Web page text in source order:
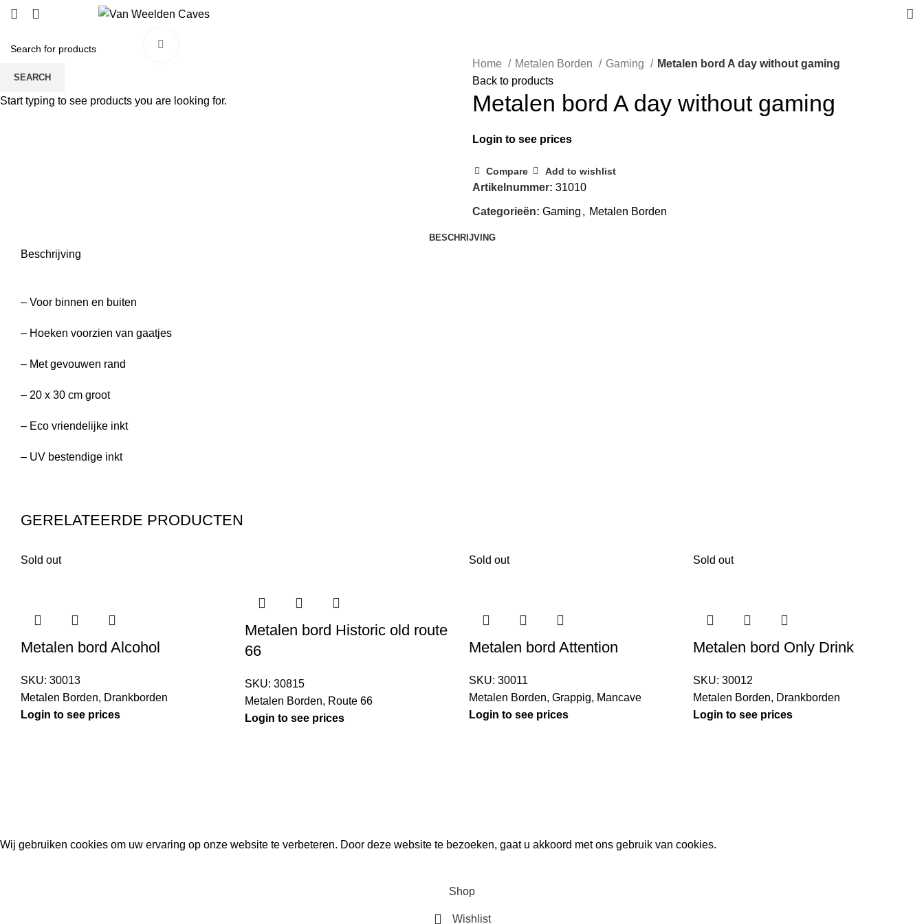
Home Metalen Borden Gaming
Metalen bord A day without gaming
Back to products
Metalen bord A day without gaming
Login to see prices
Compare Add to wishlist
Artikelnummer: 31010
Categorieën: Gaming , Metalen Borden
BESCHRIJVING
Beschrijving
– Voor binnen en buiten
– Hoeken voorzien van gaatjes
– Met gevouwen rand
– 20 x 30 cm groot
– Eco vriendelijke inkt
– UV bestendige inkt
GERELATEERDE PRODUCTEN
Sold out
Metalen bord Alcohol
SKU: 30013
Metalen Borden, Drankborden
Login to see prices
Metalen bord Historic old route
66
SKU: 30815
Metalen Borden, Route 66
Login to see prices
Sold out
Metalen bord Attention
SKU: 30011
Metalen Borden, Grappig, Mancave
Login to see prices
Sold out
Metalen bord Only Drink
SKU: 30012
Metalen Borden, Drankborden
Login to see prices
Wij gebruiken cookies om uw ervaring op onze website te verbeteren. Door deze website te bezoeken, gaat u akkoord met ons gebruik van cookies.
SEARCH
Start typing to see products you are looking for.
Shop
Wishlist